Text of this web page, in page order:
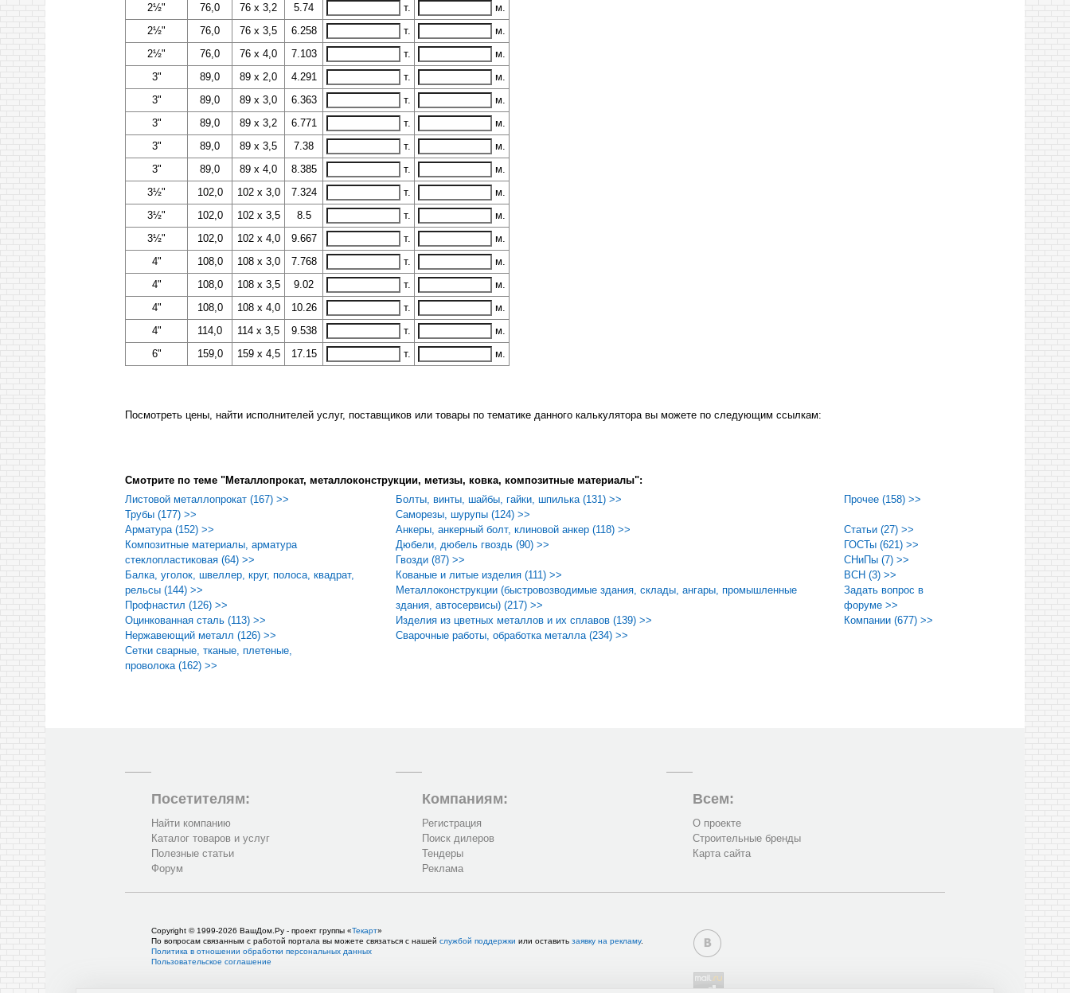
2½"
76,0 76 х 3,2 5.74 т.
м.
2½"
76,0 76 х 3,5 6.258 т.
м.
2½"
76,0 76 х 4,0 7.103 т.
м.
3"
89,0 89 х 2,0 4.291 т.
м.
3"
89,0 89 х 3,0 6.363 т.
м.
3"
89,0 89 х 3,2 6.771 т.
м.
3"
89,0 89 х 3,5 7.38 т.
м.
3"
89,0 89 х 4,0 8.385 т.
м.
3½"
102,0 102 х 3,0 7.324 т.
м.
3½"
102,0 102 х 3,5 8.5 т.
м.
3½"
102,0 102 х 4,0 9.667 т.
м.
4"
108,0 108 х 3,0 7.768 т.
м.
4"
108,0 108 х 3,5 9.02 т.
м.
4"
108,0 108 х 4,0 10.26 т.
м.
4"
114,0 114 х 3,5 9.538 т.
м.
6"
159,0 159 х 4,5 17.15 т. м.
Посмотреть цены, найти исполнителей услуг, поставщиков или товары по тематике данного калькулятора вы можете по следующим ссылкам:
Смотрите по теме "Металлопрокат, металлоконструкции, метизы, ковка, композитные материалы":
Листовой металлопрокат (167) >>
Трубы (177) >>
Арматура (152) >>
Композитные материалы, арматура
стеклопластиковая (64) >>
Балка, уголок, швеллер, круг, полоса, квадрат,
рельсы (144) >>
Профнастил (126) >>
Оцинкованная сталь (113) >>
Нержавеющий металл (126) >>
Сетки сварные, тканые, плетеные,
проволока (162) >>
Болты, винты, шайбы, гайки, шпилька (131) >>
Саморезы, шурупы (124) >>
Анкеры, анкерный болт, клиновой анкер (118) >>
Дюбели, дюбель гвоздь (90) >>
Гвозди (87) >>
Кованые и литые изделия (111) >>
Металлоконструкции (быстровозводимые здания, склады, ангары, промышленные
здания, автосервисы) (217) >>
Изделия из цветных металлов и их сплавов (139) >>
Сварочные работы, обработка металла (234) >>
Прочее (158) >>
Статьи (27) >>
ГОСТы (621) >>
СНиПы (7) >>
ВСН (3) >>
Задать вопрос в
форуме >>
Компании (677) >>
Посетителям:
Найти компанию
Каталог товаров и услуг
Полезные статьи
Форум
Компаниям:
Регистрация
Поиск дилеров
Тендеры
Реклама
Всем:
О проекте
Строительные бренды
Карта сайта
Copyright © 1999-2026 ВашДом.Ру - проект группы «Текарт»
По вопросам связанным с работой портала вы можете связаться с нашей службой поддержки или оставить заявку на рекламу.
Политика в отношении обработки персональных данных
Пользовательское соглашение